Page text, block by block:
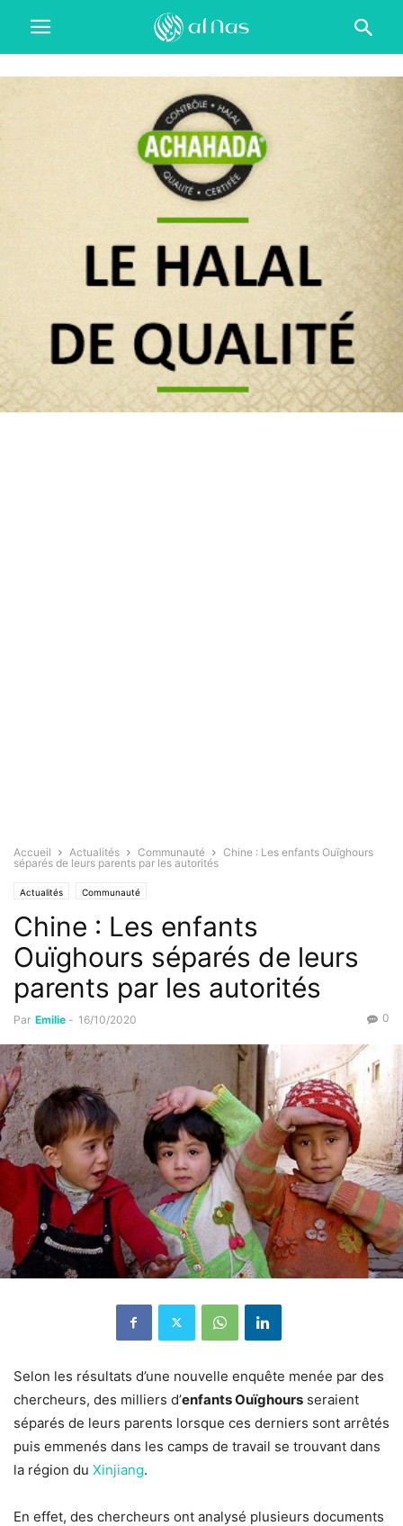
Accueil Actualités Communauté
Chine : Les enfants Ouïghours
séparés de leurs parents par les autorités
Actualités Communauté
Chine : Les enfants
Ouïghours séparés de leurs
parents par les autorités
Par Emilie - 16/10/2020 0
Selon les résultats d’une nouvelle enquête menée par des
chercheurs, des milliers d’enfants Ouïghours seraient
séparés de leurs parents lorsque ces derniers sont arrêtés
puis emmenés dans les camps de travail se trouvant dans
la région du Xinjiang.
En effet, des chercheurs ont analysé plusieurs documents